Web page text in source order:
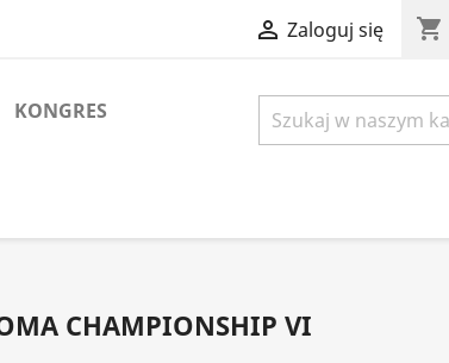
 Zaloguj się shopping_cart
KONGRES
CHAMPIONSHIP VI